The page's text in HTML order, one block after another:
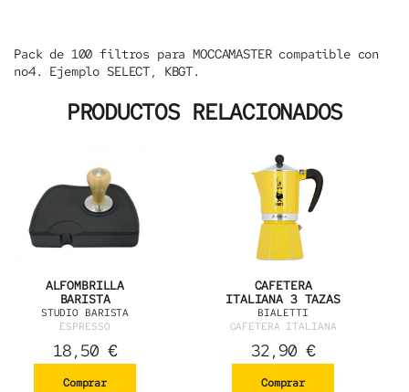
Pack de 100 filtros para MOCCAMASTER compatible con
no4. Ejemplo SELECT, KBGT.
PRODUCTOS RELACIONADOS
ALFOMBRILLA
BARISTA
STUDIO BARISTA
ESPRESSO
18,50 €
Comprar
CAFETERA
ITALIANA 3 TAZAS
BIALETTI
CAFETERA ITALIANA
32,90 €
Comprar